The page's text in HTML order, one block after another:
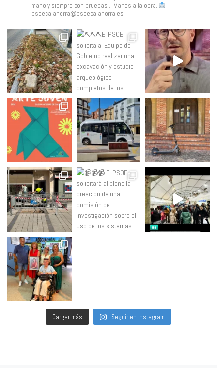
mano y siempre con pruebas... Manos a la obra.
psoecalahorra@psoecalahorra.es
Cargar más Seguir en Instagram